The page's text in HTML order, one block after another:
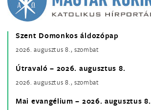
Szent Domonkos áldozópap
2026. augusztus 8., szombat
Útravaló – 2026. augusztus 8.
2026. augusztus 8., szombat
Mai evangélium – 2026. augusztus 8.